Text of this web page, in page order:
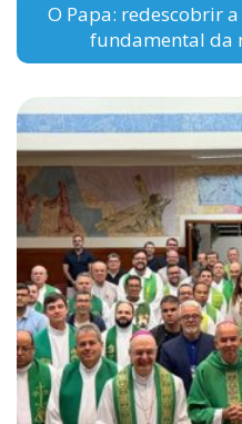
O Papa: redescobrir
fundamental da